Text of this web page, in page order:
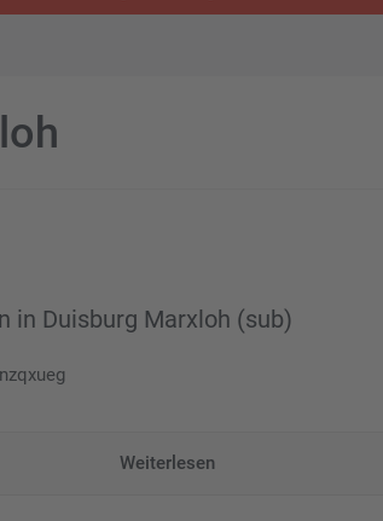
in Duisburg Marxloh (sub)
Weiterlesen